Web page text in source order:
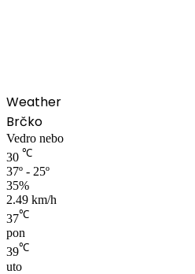
Weather
Brčko
Vedro nebo
30 ℃
37º - 25º
35%
2.49 km/h
37℃
pon
39℃
uto